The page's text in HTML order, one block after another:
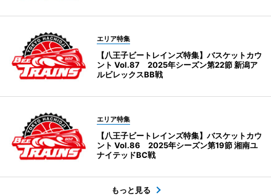
エリア特集
【八王子ビートレインズ特集】バスケットカウ
ント Vol.87 2025年シーズン第22節 新潟ア
ルビレックスBB戦
エリア特集
【八王子ビートレインズ特集】バスケットカウ
ント Vol.86 2025年シーズン第19節 湘南ユ
ナイテッドBC戦
もっと見る